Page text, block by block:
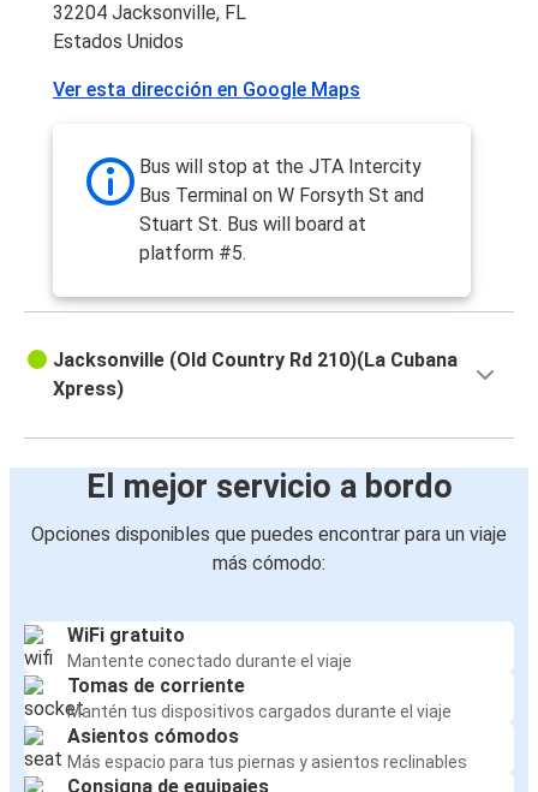
32204 Jacksonville, FL
Estados Unidos
Ver esta dirección en Google Maps
Bus will stop at the JTA Intercity
Bus Terminal on W Forsyth St and
Stuart St. Bus will board at
platform #5.
Jacksonville (Old Country Rd 210)(La Cubana
Xpress)
El mejor servicio a bordo
Opciones disponibles que puedes encontrar para un viaje
más cómodo:
WiFi gratuito
Mantente conectado durante el viaje
Tomas de corriente
Mantén tus dispositivos cargados durante el viaje
Asientos cómodos
Más espacio para tus piernas y asientos reclinables
Consigna de equipajes